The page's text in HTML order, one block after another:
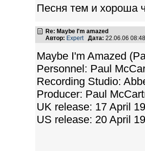
Песня тем и хороша
Re: Maybe I'm amazed
Автор: Expert Дата: 22.06.06
Maybe I'm Amazed
Personnel: Paul
Recording Studio:
Producer: Paul
UK release: 17 April
US release: 20 April